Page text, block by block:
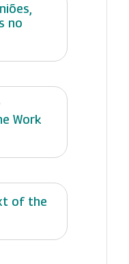
no
Work
of the